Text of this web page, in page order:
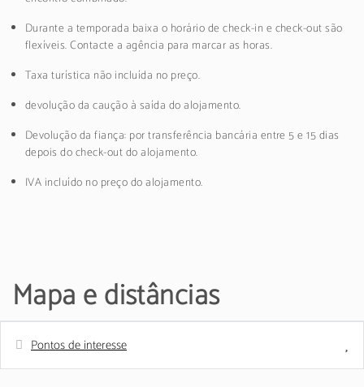
Durante a temporada baixa o horário de check-in e check-out são
flexíveis. Contacte a agência para marcar as horas.
Taxa turística não incluída no preço.
devolução da caução à saída do alojamento.
Devolução da fiança: por transferência bancária entre 5 e 15 dias
depois do check-out do alojamento.
IVA incluído no preço do alojamento.
Mapa e distâncias
Pontos de interesse